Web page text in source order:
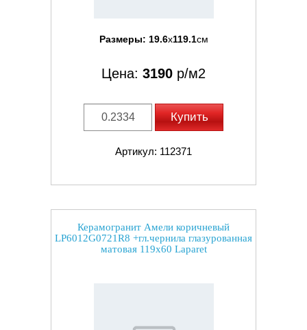
Размеры: 19.6x119.1см
Цена: 3190 р/м2
Купить
Артикул: 112371
Керамогранит Амели коричневый
LP6012G0721R8 +гл.чернила глазурованная
матовая 119x60 Laparet